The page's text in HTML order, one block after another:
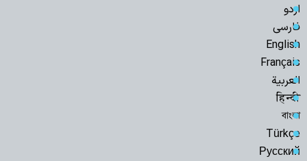
اردو
فارسی
English
Français
العربیة
हिन्दी
বাংলা
Türkçe
Русский